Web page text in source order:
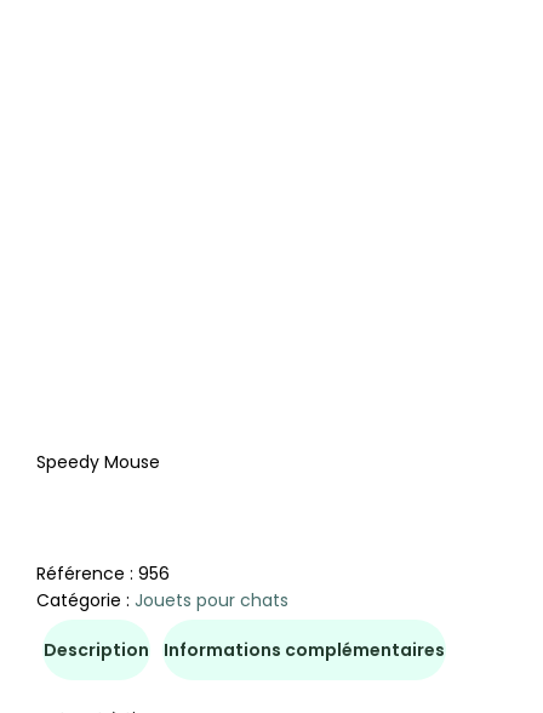
Speedy Mouse
Référence : 956
Catégorie : Jouets pour chats
Description Informations complémentaires